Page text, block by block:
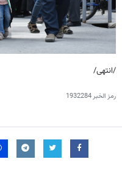
/انتهى/
رمز الخبر1932284